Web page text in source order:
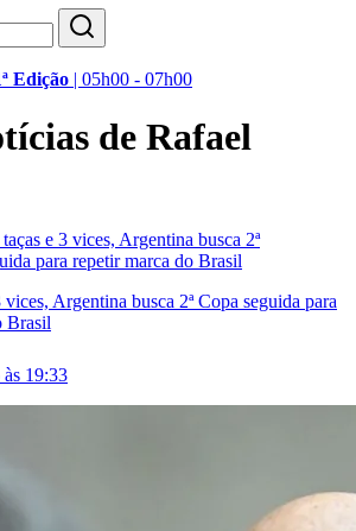
Edição | 05h00 - 07h00
de Rafael
Argentina busca 2ª Copa seguida para
Brasil
19:33